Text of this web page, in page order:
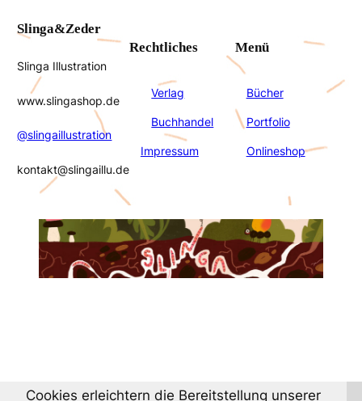
Slinga&Zeder
Slinga Illustration
www.slingashop.de
@slingaillustration
kontakt@slingaillu.de
Rechtliches
Verlag
Buchhandel
Impressum
Menü
Bücher
Portfolio
Onlineshop
Cookies erleichtern die Bereitstellung unserer